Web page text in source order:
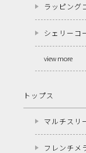
ラッピング
シェリーコ
view more
トップス
マルチスリ
フレンチメ